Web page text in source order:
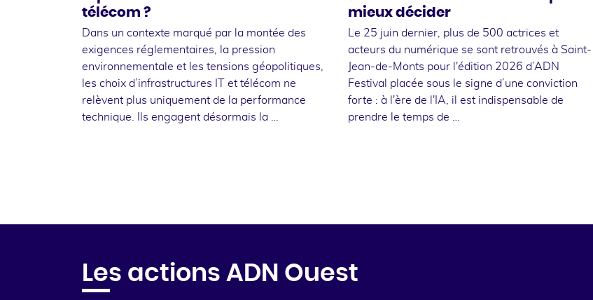
télécom ?
Dans un contexte marqué par la montée des
exigences réglementaires, la pression
environnementale et les tensions géopolitiques,
les choix d’infrastructures IT et télécom ne
relèvent plus uniquement de la performance
technique. Ils engagent désormais la …
mieux décider
Le 25 juin dernier, plus de 500 actrices et
acteurs du numérique se sont retrouvés à Saint-
Jean-de-Monts pour l'édition 2026 d’ADN
Festival placée sous le signe d’une conviction
forte : à l'ère de l'IA, il est indispensable de
prendre le temps de …
Les actions ADN Ouest